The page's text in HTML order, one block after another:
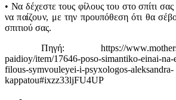
• Να δέχεστε τους φίλους του στο σπίτι σας
να παίζουν, με την προυπόθεση ότι θα
σπιτιού σας.
Πηγή: https://
paidioy/item/17646-poso-simantiko-einai-
filous-symvouleyei-i-psyxologos-aleksandra-
kappatou#ixzz33ljFU4UP